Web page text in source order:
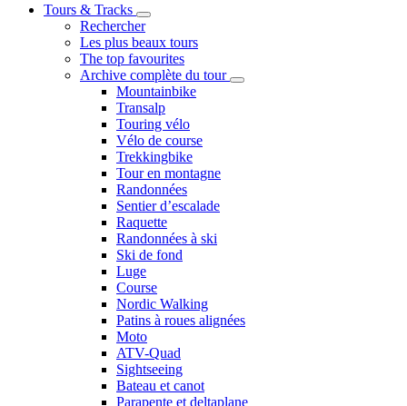
Tours & Tracks
Rechercher
Les plus beaux tours
The top favourites
Archive complète du tour
Mountainbike
Transalp
Touring vélo
Vélo de course
Trekkingbike
Tour en montagne
Randonnées
Sentier d’escalade
Raquette
Randonnées à ski
Ski de fond
Luge
Course
Nordic Walking
Patins à roues alignées
Moto
ATV-Quad
Sightseeing
Bateau et canot
Parapente et deltaplane